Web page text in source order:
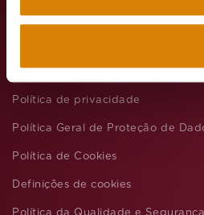
Aviso legal
Política de privacidade
Política Geral de Proteção de
Política de Cookies
Definições de cookies
Política da Qualidade e